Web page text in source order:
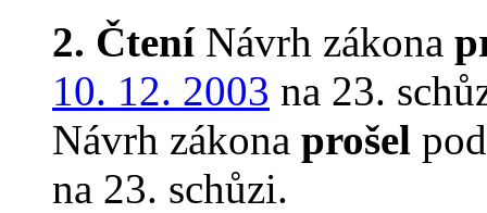
2. ČteníNávrh zákona
10. 12. 2003 na 23.
Návrh zákona prošel
na 23. schůzi.